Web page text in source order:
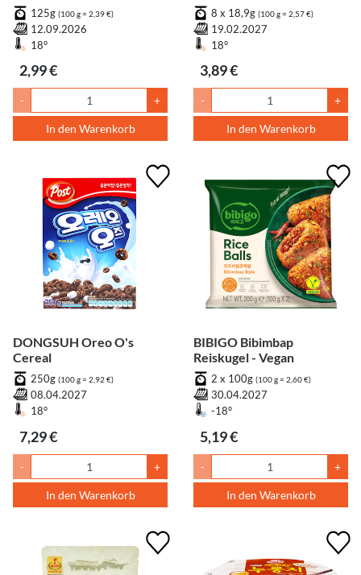
125g (100 g = 2,39 €)
12.09.2026
18°
2,99 €
- +
In den Warenkorb
8 x 18,9g (100 g = 2,57 €)
19.02.2027
18°
3,89 €
- +
In den Warenkorb
DONGSUH Oreo O's
Cereal
250g (100 g = 2,92 €)
08.04.2027
18°
7,29 €
- +
In den Warenkorb
BIBIGO Bibimbap
Reiskugel - Vegan
2 x 100g (100 g = 2,60 €)
30.04.2027
-18°
5,19 €
- +
In den Warenkorb